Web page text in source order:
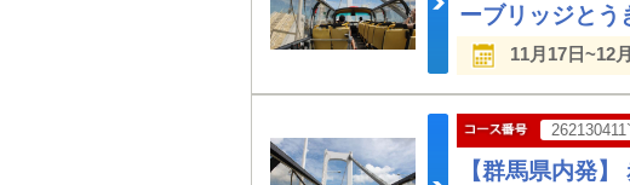
ーブリッジとう
11月17日~12
【群馬県内発